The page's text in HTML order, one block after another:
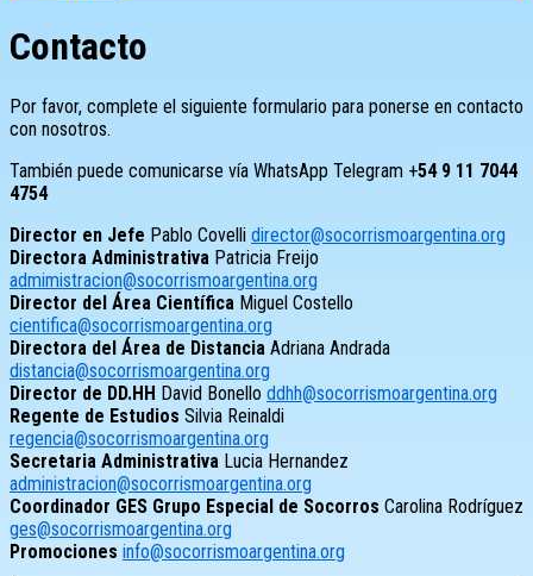
Contacto
Por favor, complete el siguiente formulario para ponerse en contacto
con nosotros.
También puede comunicarse vía WhatsApp Telegram +54 9 11 7044
4754
Director en Jefe Pablo Covelli director@socorrismoargentina.org
Directora Administrativa Patricia Freijo
admimistracion@socorrismoargentina.org
Director del Área Científica Miguel Costello
cientifica@socorrismoargentina.org
Directora del Área de Distancia Adriana Andrada
distancia@socorrismoargentina.org
Director de DD.HH David Bonello ddhh@socorrismoargentina.org
Regente de Estudios Silvia Reinaldi
regencia@socorrismoargentina.org
Secretaria Administrativa Lucia Hernandez
administracion@socorrismoargentina.org
Coordinador GES Grupo Especial de Socorros Carolina Rodríguez
ges@socorrismoargentina.org
Promociones info@socorrismoargentina.org